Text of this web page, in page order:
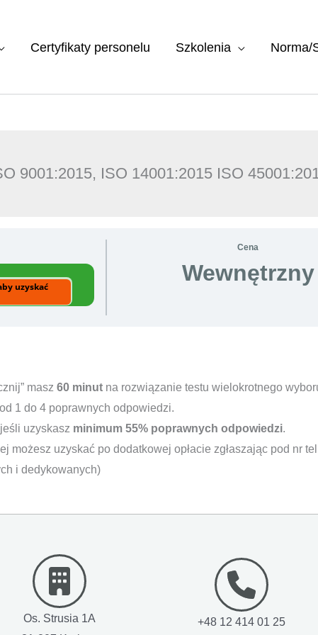
Certyfikaty personelu Szkolenia Norma/
9001:2015, ISO 14001:2015 ISO
uzyskać
Cena
Wewnętrzny
masz 60 minut na rozwiązanie testu wielokrotnego
1 do 4 poprawnych odpowiedzi.
uzyskasz minimum 55% poprawnych odpowiedzi.
możesz uzyskać po dodatkowej opłacie zgłaszając pod nr
i dedykowanych)
Os. Strusia 1A
+48 12 414 01 25